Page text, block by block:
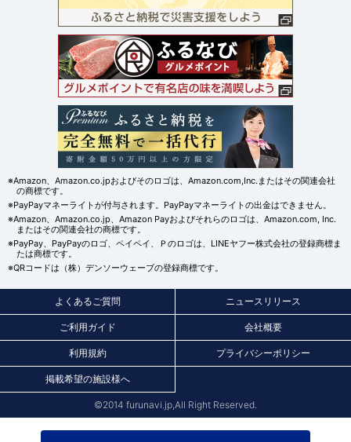
※Amazon、Amazon.co.jpおよびそのロゴは、Amazon.com,Inc.またはその関連会社
の商標です。
※PayPayマネーライトが付与されます。PayPayマネーライトの出金はできません。
※Amazon、Amazon.co.jp、Amazon Payおよびそれらのロゴは、Amazon.com, Inc.
またはその関連会社の商標です。
※PayPay、PayPayのロゴ、ペイペイ、Ｐのロゴは、LINEヤフー株式会社の登録商標ま
たは商標です。
※QRコードは（株）デンソーウェーブの登録商標です。
よくあるご質問 ニュースリリース
ご利用ガイド 会社概要
利用規約 プライバシーポリシー
掲載希望の施設様へ
©2014 furunavi.jp,All Right Reserved.